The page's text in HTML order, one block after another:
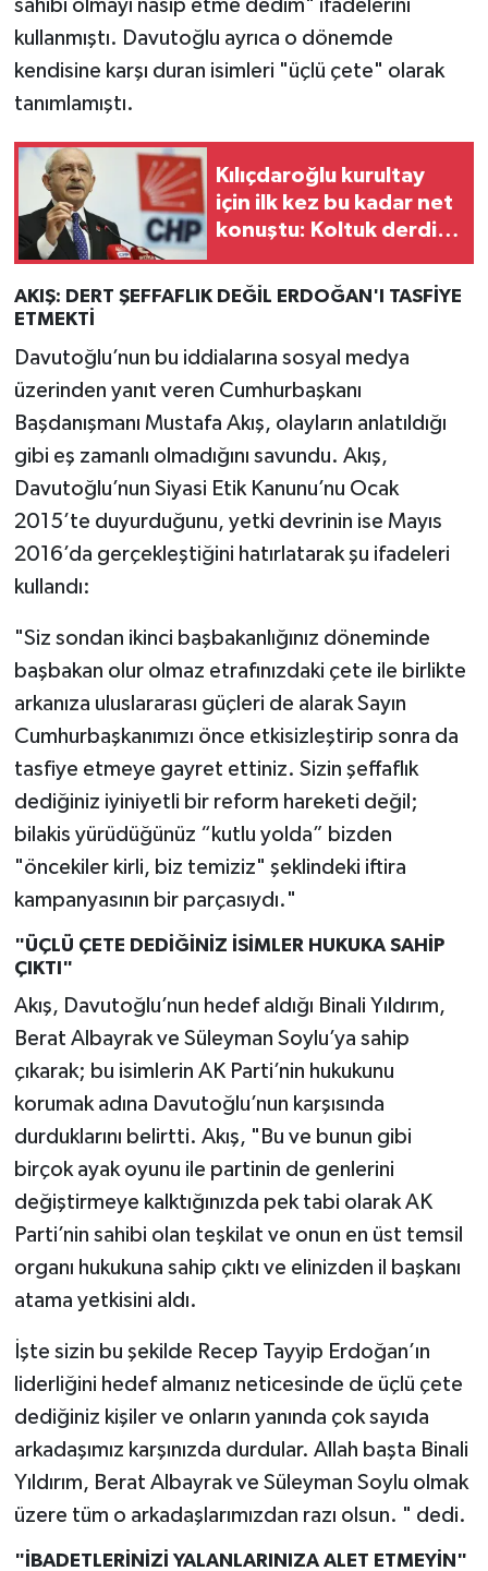
sahibi olmayı nasip etme dedim" ifadelerini
kullanmıştı. Davutoğlu ayrıca o dönemde
kendisine karşı duran isimleri "üçlü çete" olarak
tanımlamıştı.
Kılıçdaroğlu kurultay
için ilk kez bu kadar net
konuştu: Koltuk derdim
AKIŞ: DERT ŞEFFAFLIK DEĞİL ERDOĞAN'I TASFİYE
ETMEKTİ
Davutoğlu’nun bu iddialarına sosyal medya
üzerinden yanıt veren Cumhurbaşkanı
Başdanışmanı Mustafa Akış, olayların anlatıldığı
gibi eş zamanlı olmadığını savundu. Akış,
Davutoğlu’nun Siyasi Etik Kanunu’nu Ocak
2015’te duyurduğunu, yetki devrinin ise Mayıs
2016’da gerçekleştiğini hatırlatarak şu ifadeleri
kullandı:
"Siz sondan ikinci başbakanlığınız döneminde
başbakan olur olmaz etrafınızdaki çete ile birlikte
arkanıza uluslararası güçleri de alarak Sayın
Cumhurbaşkanımızı önce etkisizleştirip sonra da
tasfiye etmeye gayret ettiniz. Sizin şeffaflık
dediğiniz iyiniyetli bir reform hareketi değil;
bilakis yürüdüğünüz “kutlu yolda” bizden
"öncekiler kirli, biz temiziz" şeklindeki iftira
kampanyasının bir parçasıydı."
"ÜÇLÜ ÇETE DEDİĞİNİZ İSİMLER HUKUKA SAHİP
ÇIKTI"
Akış, Davutoğlu’nun hedef aldığı Binali Yıldırım,
Berat Albayrak ve Süleyman Soylu’ya sahip
çıkarak; bu isimlerin AK Parti’nin hukukunu
korumak adına Davutoğlu’nun karşısında
durduklarını belirtti. Akış, "Bu ve bunun gibi
birçok ayak oyunu ile partinin de genlerini
değiştirmeye kalktığınızda pek tabi olarak AK
Parti’nin sahibi olan teşkilat ve onun en üst temsil
organı hukukuna sahip çıktı ve elinizden il başkanı
atama yetkisini aldı.
İşte sizin bu şekilde Recep Tayyip Erdoğan’ın
liderliğini hedef almanız neticesinde de üçlü çete
dediğiniz kişiler ve onların yanında çok sayıda
arkadaşımız karşınızda durdular. Allah başta Binali
Yıldırım, Berat Albayrak ve Süleyman Soylu olmak
üzere tüm o arkadaşlarımızdan razı olsun. " dedi.
"İBADETLERİNİZİ YALANLARINIZA ALET ETMEYİN"